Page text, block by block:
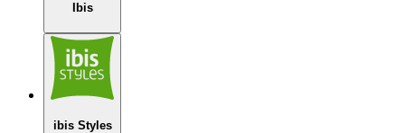
Ibis
ibis Styles